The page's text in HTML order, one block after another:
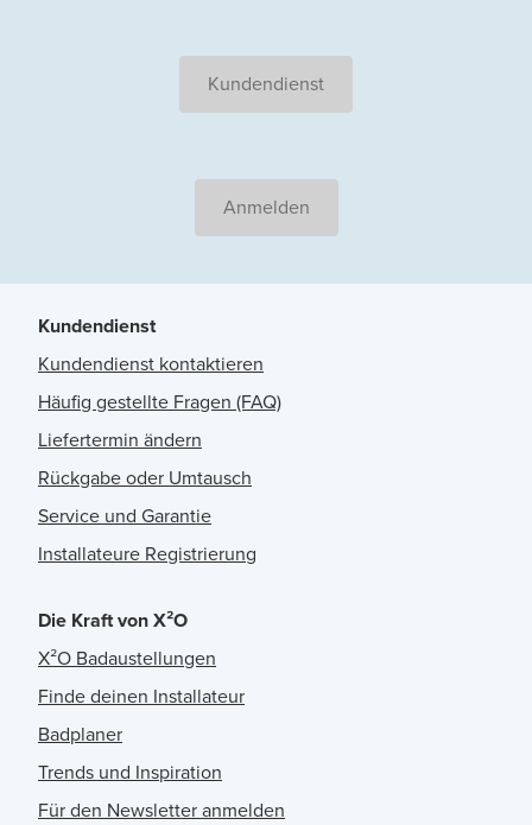
Kundendienst
Anmelden
Kundendienst
Kundendienst kontaktieren
Häufig gestellte Fragen (FAQ)
Liefertermin ändern
Rückgabe oder Umtausch
Service und Garantie
Installateure Registrierung
Die Kraft von X²O
X²O Badaustellungen
Finde deinen Installateur
Badplaner
Trends und Inspiration
Für den Newsletter anmelden